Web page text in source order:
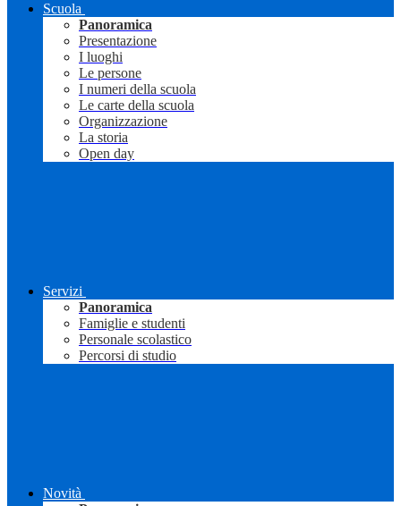
Scuola
Panoramica
Presentazione
I luoghi
Le persone
I numeri della scuola
Le carte della scuola
Organizzazione
La storia
Open day
Servizi
Panoramica
Famiglie e studenti
Personale scolastico
Percorsi di studio
Novità